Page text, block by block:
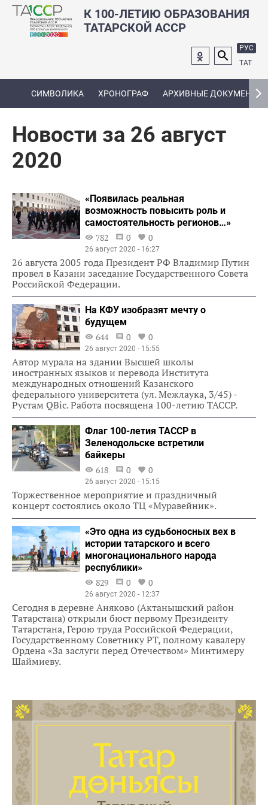
К 100-ЛЕТИЮ ОБРАЗОВАНИЯ
ТАТАРСКОЙ АССР
РУС
ТАТ
СИМВОЛИКА ХРОНОГРАФ АРХИВНЫЕ ДОКУМЕНТЫ
Новости за 26 август
2020
«Появилась реальная
возможность повысить роль и
самостоятельность регионов…»
782
0 0
26 август 2020 - 16:27
26 августа 2005 года Президент РФ Владимир Путин
провел в Казани заседание Государственного Совета
Российской Федерации.
На КФУ изобразят мечту о
будущем
644
0 0
26 август 2020 - 15:55
Автор мурала на здании Высшей школы
иностранных языков и перевода Института
международных отношений Казанского
федерального университета (ул. Межлаука, 3/45) -
Рустам QBic. Работа посвящена 100-летию ТАССР.
Флаг 100-летия ТАССР в
Зеленодольске встретили
байкеры
618
0 0
26 август 2020 - 15:15
Торжественное мероприятие и праздничный
концерт состоялись около ТЦ «Муравейник».
«Это одна из судьбоносных вех в
истории татарского и всего
многонационального народа
республики»
829
0 0
26 август 2020 - 12:37
Сегодня в деревне Аняково (Актанышский район
Татарстана) открыли бюст первому Президенту
Татарстана, Герою труда Российской Федерации,
Государственному Советнику РТ, полному кавалеру
Ордена «За заслуги перед Отечеством» Минтимеру
Шаймиеву.